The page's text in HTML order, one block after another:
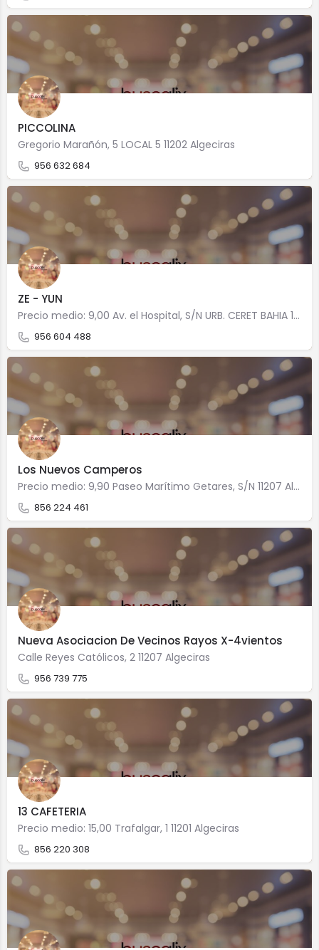
PICCOLINA
Gregorio Marañón, 5 LOCAL 5 11202 Algeciras
956 632 684
ZE - YUN
Precio medio: 9,00 Av. el Hospital, S/N URB. CERET BAHIA 11207 Algeciras
956 604 488
Los Nuevos Camperos
Precio medio: 9,90 Paseo Marítimo Getares, S/N 11207 Algeciras
856 224 461
Nueva Asociacion De Vecinos Rayos X-4vientos
Calle Reyes Católicos, 2 11207 Algeciras
956 739 775
13 CAFETERIA
Precio medio: 15,00 Trafalgar, 1 11201 Algeciras
856 220 308